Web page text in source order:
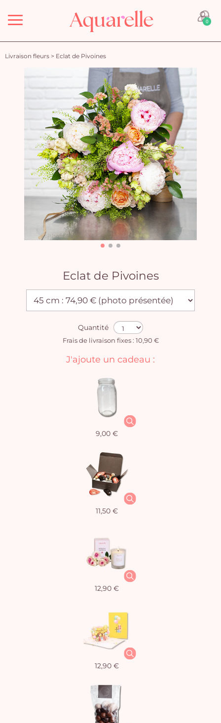
Menu 0
Livraison fleurs > Eclat de Pivoines
Eclat de Pivoines
Quantité
Frais de livraison fixes : 10,90 €
J'ajoute un cadeau :
9,00 €
11,50 €
12,90 €
12,90 €